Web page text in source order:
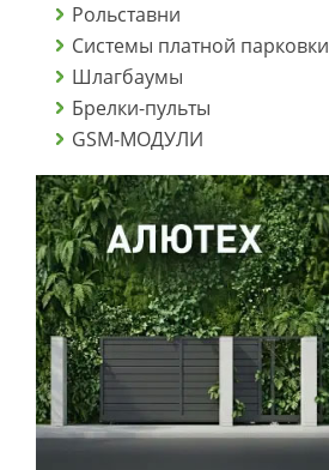
Рольставни
Системы платной парковки
Шлагбаумы
Брелки-пульты
GSM-МОДУЛИ